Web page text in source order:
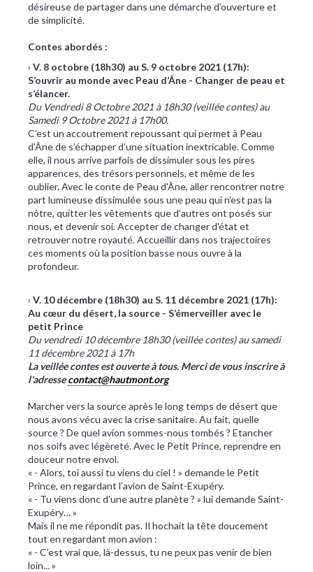
désireuse de partager dans une démarche d’ouverture et
de simplicité.
Contes abordés :
› V. 8 octobre (18h30) au S. 9 octobre 2021 (17h):
S’ouvrir au monde avec Peau d’Âne - Changer de peau et
s’élancer.
Du Vendredi 8 Octobre 2021 à 18h30 (veillée contes) au
Samedi 9 Octobre 2021 à 17h00.
C’est un accoutrement repoussant qui permet à Peau
d’Âne de s’échapper d’une situation inextricable. Comme
elle, il nous arrive parfois de dissimuler sous les pires
apparences, des trésors personnels, et même de les
oublier. Avec le conte de Peau d'Âne, aller rencontrer notre
part lumineuse dissimulée sous une peau qui n’est pas la
nôtre, quitter les vêtements que d’autres ont posés sur
nous, et devenir soi. Accepter de changer d'état et
retrouver notre royauté. Accueillir dans nos trajectoires
ces moments où la position basse nous ouvre à la
profondeur.
› V. 10 décembre (18h30) au S. 11 décembre 2021 (17h):
Au cœur du désert, la source - S’émerveiller avec le
petit Prince
Du vendredi 10 décembre 18h30 (veillée contes) au samedi
11 décembre 2021 à 17h
La veillée contes est ouverte à tous. Merci de vous inscrire à
l'adressecontact@hautmont.org
Marcher vers la source après le long temps de désert que
nous avons vécu avec la crise sanitaire. Au fait, quelle
source ? De quel avion sommes-nous tombés ? Etancher
nos soifs avec légèreté. Avec le Petit Prince, reprendre en
douceur notre envol.
« - Alors, toi aussi tu viens du ciel ! » demande le Petit
Prince, en regardant l’avion de Saint-Exupéry.
« - Tu viens donc d'une autre planète ? » lui demande Saint-
Exupéry… »
Mais il ne me répondit pas. Il hochait la tête doucement
tout en regardant mon avion :
« - C'est vrai que, là-dessus, tu ne peux pas venir de bien
loin... »